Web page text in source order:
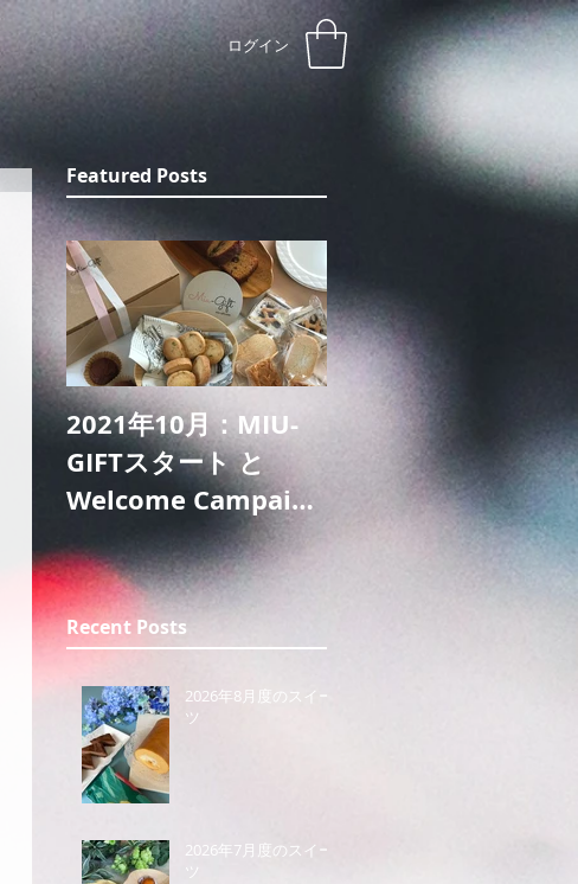
ログイン
Featured Posts
2021年10月：MIU-
GIFTスタート と
Welcome Campaign
のご案内
Recent Posts
2026年8月度のスイー
ツ
2026年7月度のスイー
ツ